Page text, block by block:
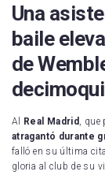
Una
baile
de
Al Real Madrid ,
atragantó durante
falló en su última
gloria al club de su